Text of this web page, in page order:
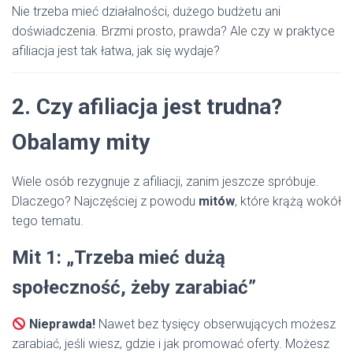
Nie trzeba mieć działalności, dużego budżetu ani
doświadczenia. Brzmi prosto, prawda? Ale czy w praktyce
afiliacja jest tak łatwa, jak się wydaje?
2. Czy afiliacja jest trudna?
Obalamy mity
Wiele osób rezygnuje z afiliacji, zanim jeszcze spróbuje.
Dlaczego? Najczęściej z powodu mitów, które krążą wokół
tego tematu.
Mit 1: „Trzeba mieć dużą
społeczność, żeby zarabiać”
Nieprawda! Nawet bez tysięcy obserwujących możesz
zarabiać, jeśli wiesz, gdzie i jak promować oferty. Możesz